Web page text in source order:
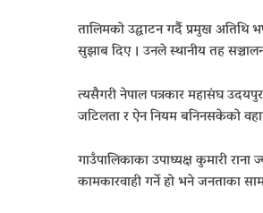
तालिमको उद्घाटन गर्दै प्रमुख
सुझाब दिए । उनले स्थानीय तह
त्यसैगरी नेपाल पत्रकार महासंघ
जटिलता र ऐन नियम बनिनसकेको
गाउँपालिकाका उपाध्यक्ष कुमारी
कामकारवाही गर्ने हो भने जनताका